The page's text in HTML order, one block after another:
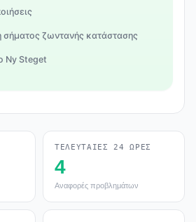
ζωντανής κατάστασης
Ny Steget
ΤΕΛΕΥΤΑΊΕΣ 24 ΏΡΕΣ
4
Αναφορές προβλημάτων